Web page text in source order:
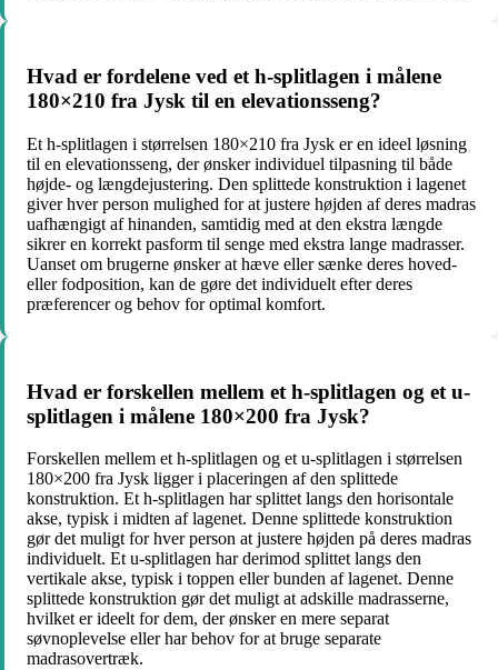
Hvad er fordelene ved et h-splitlagen i målene
180×210 fra Jysk til en elevationsseng?
Et h-splitlagen i størrelsen 180×210 fra Jysk er en ideel løsning
til en elevationsseng, der ønsker individuel tilpasning til både
højde- og længdejustering. Den splittede konstruktion i lagenet
giver hver person mulighed for at justere højden af deres madras
uafhængigt af hinanden, samtidig med at den ekstra længde
sikrer en korrekt pasform til senge med ekstra lange madrasser.
Uanset om brugerne ønsker at hæve eller sænke deres hoved-
eller fodposition, kan de gøre det individuelt efter deres
præferencer og behov for optimal komfort.
Hvad er forskellen mellem et h-splitlagen og et u-
splitlagen i målene 180×200 fra Jysk?
Forskellen mellem et h-splitlagen og et u-splitlagen i størrelsen
180×200 fra Jysk ligger i placeringen af den splittede
konstruktion. Et h-splitlagen har splittet langs den horisontale
akse, typisk i midten af lagenet. Denne splittede konstruktion
gør det muligt for hver person at justere højden på deres madras
individuelt. Et u-splitlagen har derimod splittet langs den
vertikale akse, typisk i toppen eller bunden af lagenet. Denne
splittede konstruktion gør det muligt at adskille madrasserne,
hvilket er ideelt for dem, der ønsker en mere separat
søvnoplevelse eller har behov for at bruge separate
madrasovertræk.